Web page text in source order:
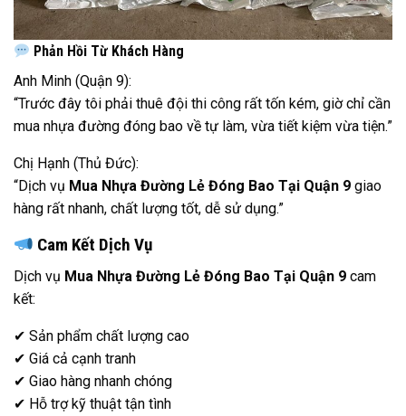
Phản Hồi Từ Khách Hàng
Anh Minh (Quận 9):
“Trước đây tôi phải thuê đội thi công rất tốn kém, giờ chỉ cần
mua nhựa đường đóng bao về tự làm, vừa tiết kiệm vừa tiện.”
Chị Hạnh (Thủ Đức):
“Dịch vụ Mua Nhựa Đường Lẻ Đóng Bao Tại Quận 9 giao
hàng rất nhanh, chất lượng tốt, dễ sử dụng.”
Cam Kết Dịch Vụ
Dịch vụ Mua Nhựa Đường Lẻ Đóng Bao Tại Quận 9 cam
kết:
✔ Sản phẩm chất lượng cao
✔ Giá cả cạnh tranh
✔ Giao hàng nhanh chóng
✔ Hỗ trợ kỹ thuật tận tình